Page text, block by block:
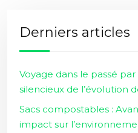
Derniers articles
Voyage dans le passé
silencieux de l’évolution
Sacs compostables :
impact sur